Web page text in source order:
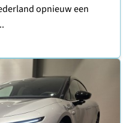
opnieuw een